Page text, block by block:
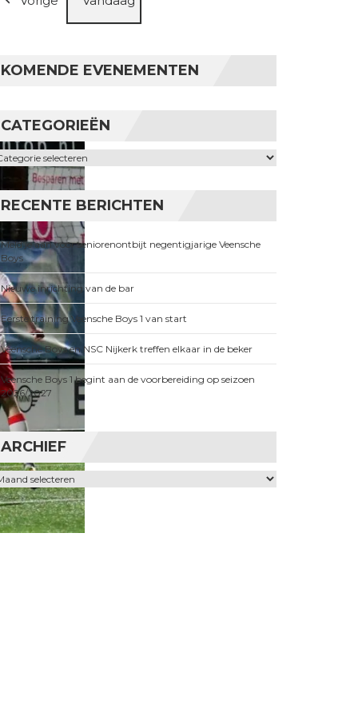
KOMENDE EVENEMENTEN
CATEGORIEËN
RECENTE BERICHTEN
Meld je aan voor seniorenontbijt negentigjarige Veensche
Boys
Nieuwe inrichting van de bar
Eerste training Veensche Boys 1 van start
Veensche Boys en NSC Nijkerk treffen elkaar in de beker
Veensche Boys 1 begint aan de voorbereiding op seizoen
2026/2027
ARCHIEF